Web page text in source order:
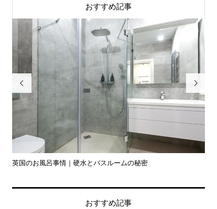
おすすめ記事

英国のお風呂事情｜硬水とバスルームの秘密

おすすめ記事